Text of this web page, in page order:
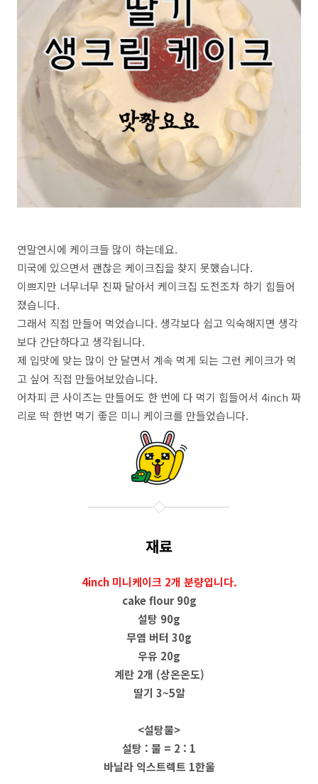
연말연시에 케이크들 많이 하는데요.
미국에 있으면서 괜찮은 케이크집을 찾지 못했습니다.
이쁘지만 너무너무 진짜 달아서 케이크집 도전조차 하기 힘들어
졌습니다.
그래서 직접 만들어 먹었습니다. 생각보다 쉽고 익숙해지면 생각
보다 간단하다고 생각됩니다.
제 입맛에 맞는 많이 안 달면서 계속 먹게 되는 그런 케이크가 먹
고 싶어 직접 만들어보았습니다.
어차피 큰 사이즈는 만들어도 한 번에 다 먹기 힘들어서 4inch 짜
리로 딱 한번 먹기 좋은 미니 케이크를 만들었습니다.
재료
4inch 미니케이크 2개 분량입니다.
cake flour 90g
설탕 90g
무염 버터 30g
우유 20g
계란 2개 (상온온도)
딸기 3~5알
<설탕물>
설탕 : 물 = 2 : 1
바닐라 익스트렉트 1한울